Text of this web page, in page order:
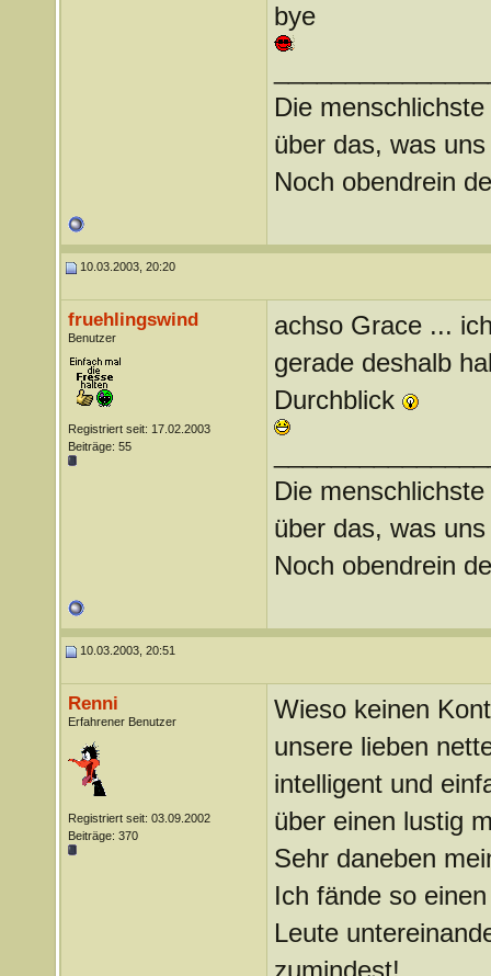
bye
Die
über das, was
Noch obendrein
10.03.2003, 20:20
fruehlingswind
Benutzer
Registriert seit: 17.02.2003
Beiträge: 55
achso Grace ...
gerade deshalb
Durchblick
Die
über das, was
Noch obendrein
10.03.2003, 20:51
Renni
Erfahrener Benutzer
Registriert seit: 03.09.2002
Beiträge: 370
Wieso keinen
unsere lieben
intelligent und
über einen lustig
Sehr daneben
Ich fände so
Leute
zumindest!